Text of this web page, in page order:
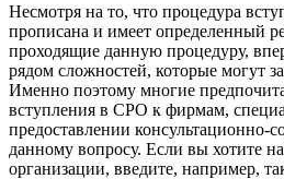
Несмотря на то, что процедура
прописана и имеет определенный
проходящие данную процедуру,
рядом сложностей, которые могут
Именно поэтому многие
вступления в СРО к фирмам,
предоставлении консультационно-
данному вопросу. Если вы хотите
организации, введите, например,